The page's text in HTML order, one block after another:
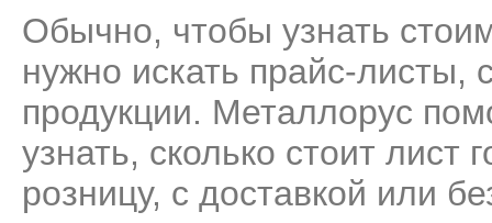
Обычно, чтобы узнать
нужно искать прайс-листы,
продукции. Металлорус
узнать, сколько стоит
розницу, с доставкой или